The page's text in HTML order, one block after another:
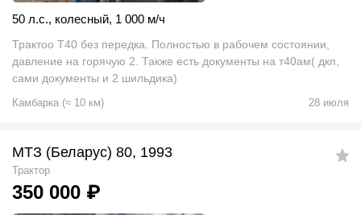
50 л.с., колесный, 1 000 м/ч
Трактоо Т40 без передка. Полностью в рабочем состоянии,
давление на горячую 2. Также есть документы на т40ам( дкп,
сами документы и 2 шильдика)
Камбарка (≈ 10 км) 28 июля
МТЗ (Беларус) 80, 1993
Трактор
350 000 ₽